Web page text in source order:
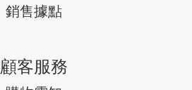
銷售據點
顧客服務